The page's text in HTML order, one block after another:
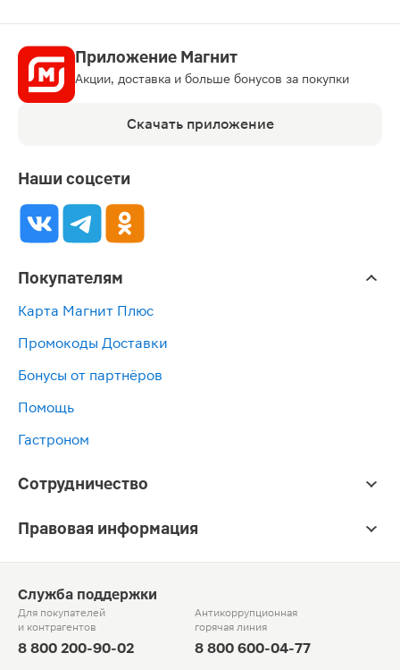
Приложение Магнит
Акции, доставка и больше бонусов за покупки
Скачать приложение
Наши соцсети
Покупателям
Карта Магнит Плюс
Промокоды Доставки
Бонусы от партнёров
Помощь
Гастроном
Сотрудничество
Правовая информация
Служба поддержки
Для покупателей
и контрагентов
8 800 200-90-02
Антикоррупционная
горячая линия
8 800 600-04-77